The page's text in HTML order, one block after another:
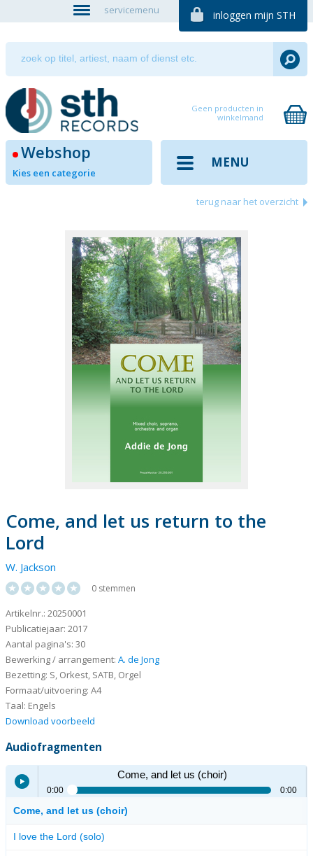
servicemenu inloggen mijn STH
Geen producten in
winkelmand
Webshop
Kies een categorie
MENU
terug naar het overzicht
Come, and let us return to the
Lord
W. Jackson
0 stemmen
Artikelnr.: 20250001
Publicatiejaar: 2017
Aantal pagina's: 30
Bewerking / arrangement: A. de Jong
Bezetting: S, Orkest, SATB, Orgel
Formaat/uitvoering: A4
Taal: Engels
Download voorbeeld
Audiofragmenten
Come, and let us (choir)
0:00 0:00
Come, and let us (choir)
I love the Lord (solo)